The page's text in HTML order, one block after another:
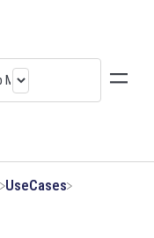
​UseCases